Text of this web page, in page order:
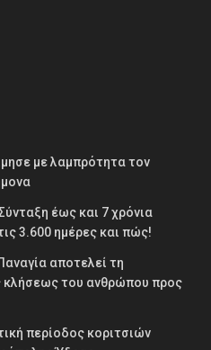
με λαμπρότητα τον
έως και 7 χρόνια
3.600 ημέρες και πώς!
αποτελεί τη
κλήσεως του ανθρώπου προς
περίοδος κοριτσιών